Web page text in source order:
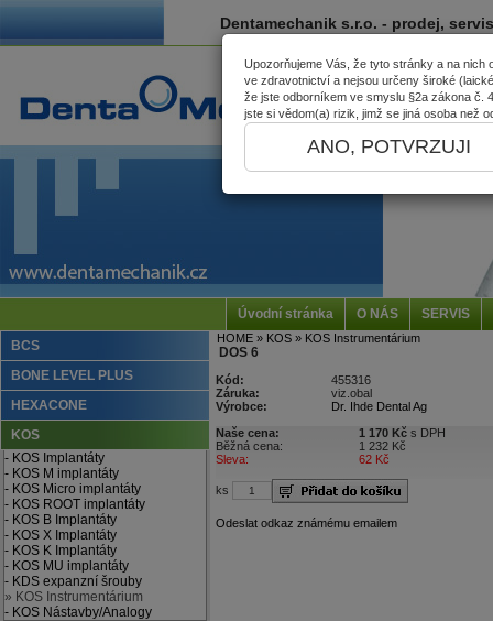
Dentamechanik s.r.o. - prodej,
Úvodní stránka O NÁS SERVIS
BCS
BONE LEVEL PLUS
HEXACONE
KOS
- KOS Implantáty
- KOS M implantáty
- KOS Micro implantáty
- KOS ROOT implantáty
- KOS B Implantáty
- KOS X Implantáty
- KOS K Implantáty
- KOS MU implantáty
- KDS expanzní šrouby
» KOS Instrumentárium
- KOS Nástavby/Analogy
HOME » KOS » KOS Instrumentárium
DOS 6
Kód:
455316
Záruka:
viz.obal
Výrobce:
Dr. Ihde Dental Ag
Naše cena:
1 170 Kč s DPH
Běžná cena:
1 232 Kč
Sleva:
62 Kč
ks
Odeslat odkaz známému emailem
Upozorňujeme Vás, že tyto stránky a na
ve zdravotnictví a nejsou určeny široké
že jste odborníkem ve smyslu §2a zákona č.
jste si vědom(a) rizik, jimž se jiná osoba než
ANO, POTVRZUJI